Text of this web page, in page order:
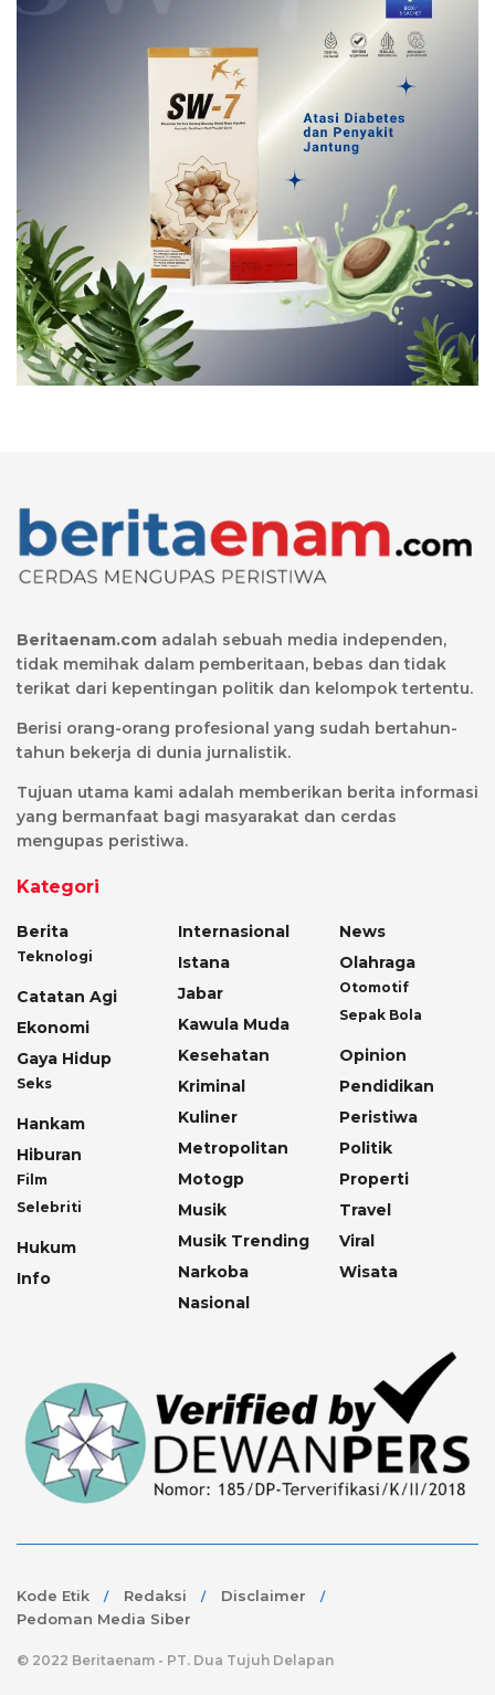
Beritaenam.com adalah sebuah media independen,
tidak memihak dalam pemberitaan, bebas dan tidak
terikat dari kepentingan politik dan kelompok tertentu.
Berisi orang-orang profesional yang sudah bertahun-
tahun bekerja di dunia jurnalistik.
Tujuan utama kami adalah memberikan berita informasi
yang bermanfaat bagi masyarakat dan cerdas
mengupas peristiwa.
Kategori
Berita
Teknologi
Catatan Agi
Ekonomi
Gaya Hidup
Seks
Hankam
Hiburan
Film
Selebriti
Hukum
Info
Internasional
Istana
Jabar
Kawula Muda
Kesehatan
Kriminal
Kuliner
Metropolitan
Motogp
Musik
Musik Trending
Narkoba
Nasional
News
Olahraga
Otomotif
Sepak Bola
Opinion
Pendidikan
Peristiwa
Politik
Properti
Travel
Viral
Wisata
Kode Etik Redaksi
Disclaimer
Pedoman Media Siber
© 2022 Beritaenam - PT. Dua Tujuh Delapan